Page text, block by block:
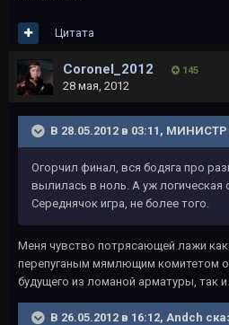
Цитата
Coronel_2012 145
28 мая, 2012
В 28.05.2012 в 03:11, МИНИСТР
Огорчил финал, вся бодяга про
вылилась в ноль. А уж логическая
Середнячок игра, не более того.
Меня чувство потрясающей лажи как
перепуганым мямлющим комитетом
будущего из ломаной арматуры, так
В 26.05.2012 в 16:12, Andch